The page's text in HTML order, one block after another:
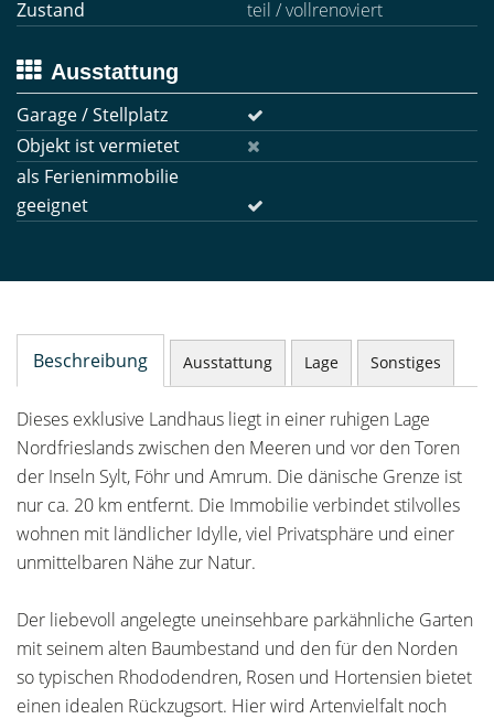
Zustand
teil / vollrenoviert
Ausstattung
Garage / Stellplatz
Objekt ist vermietet
als Ferienimmobilie
geeignet
Beschreibung Ausstattung Lage Sonstiges
Dieses exklusive Landhaus liegt in einer ruhigen Lage
Nordfrieslands zwischen den Meeren und vor den Toren
der Inseln Sylt, Föhr und Amrum. Die dänische Grenze ist
nur ca. 20 km entfernt. Die Immobilie verbindet stilvolles
wohnen mit ländlicher Idylle, viel Privatsphäre und einer
unmittelbaren Nähe zur Natur.
Der liebevoll angelegte uneinsehbare parkähnliche Garten
mit seinem alten Baumbestand und den für den Norden
so typischen Rhododendren, Rosen und Hortensien bietet
einen idealen Rückzugsort. Hier wird Artenvielfalt noch